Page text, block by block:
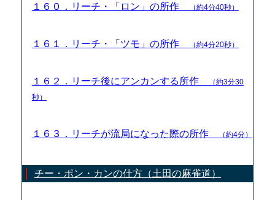
１６０．リーチ・「ロン」の所作 （約4分40秒）
１６１．リーチ・「ツモ」の所作 （約4分20秒）
１６２．リーチ後にアンカンする所作
（約3分30
秒）
１６３．リーチが流局になった際の所作 （約4分）
チー・ポン・カンの仕方（土田の麻雀道）